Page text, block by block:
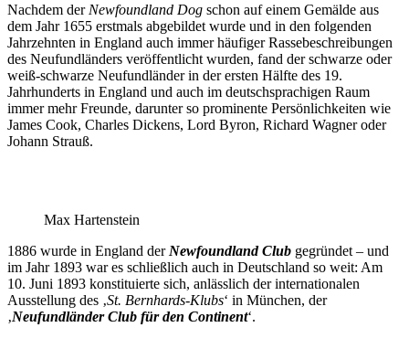
Nachdem der Newfoundland Dog schon auf einem Gemälde aus
dem Jahr 1655 erstmals abgebildet wurde und in den folgenden
Jahrzehnten in England auch immer häufiger Rassebeschreibungen
des Neufundländers veröffentlicht wurden, fand der schwarze oder
weiß-schwarze Neufundländer in der ersten Hälfte des 19.
Jahrhunderts in England und auch im deutschsprachigen Raum
immer mehr Freunde, darunter so prominente Persönlichkeiten wie
James Cook, Charles Dickens, Lord Byron, Richard Wagner oder
Johann Strauß.
Max Hartenstein
1886 wurde in England der Newfoundland Club gegründet – und
im Jahr 1893 war es schließlich auch in Deutschland so weit: Am
10. Juni 1893 konstituierte sich, anlässlich der internationalen
Ausstellung des ‚St. Bernhards-Klubs‘ in München, der
‚Neufundländer Club für den Continent‘.